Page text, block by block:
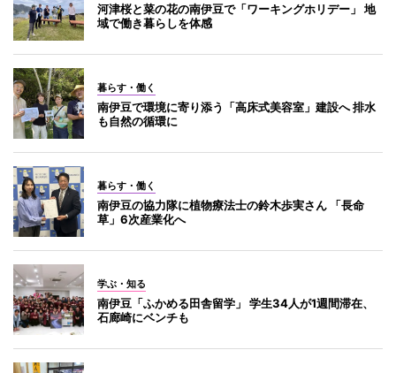
河津桜と菜の花の南伊豆で「ワーキングホリデー」 地
域で働き暮らしを体感
暮らす・働く
南伊豆で環境に寄り添う「高床式美容室」建設へ 排水
も自然の循環に
暮らす・働く
南伊豆の協力隊に植物療法士の鈴木歩実さん 「長命
草」6次産業化へ
学ぶ・知る
南伊豆「ふかめる田舎留学」 学生34人が1週間滞在、
石廊崎にベンチも